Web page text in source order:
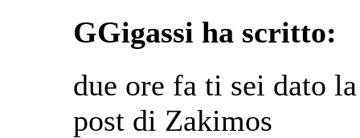
GGigassi ha scritto:
due ore fa ti sei dato
post di Zakimos